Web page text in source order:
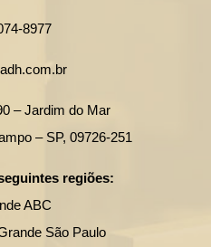
8977
– Jardim do Mar
– SP, 09726-251
regiões:
ABC
São Paulo